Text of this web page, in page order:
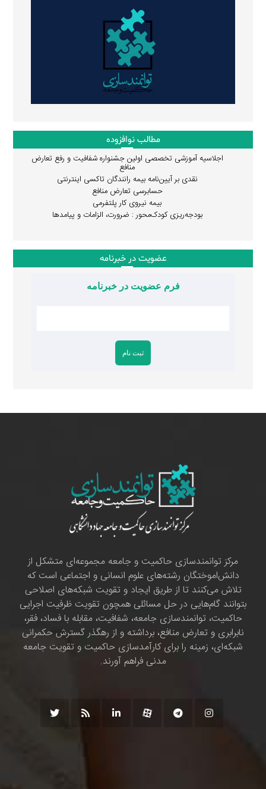
مطالب نوافزوده
اجلاسیه آموزشی تخصصی اولین جشنواره شفافیت و رفع تعارض
منافع
نقدی بر آیین‌نامه بیمه رانندگان تاکسی اینترنتی
حسابرسی تعارض منافع
بیمه نیروی کار پلتفرمی
بودجه‌ریزی کودک‌محور : ضرورت، الزامات و پیامدها
عضویت در خبرنامه
فرم عضویت در خبرنامه
مرکز توانمندسازی حاکمیت و جامعه مجموعه‌ای متشکل از
دانش‌اموختگان رشته‌های علوم انسانی و اجتماعی است که
تلاش می‌کنند تا از طریق ایجاد و تقویت شبکه‌های اصلاحی
بتوانند گام‌هایی در حل مسائلی همچون تقویت ظرفیت اجرایی
حاکمیت، توانمندسازی جامعه، شفافیت، مقابله با فساد، فقر،
نابرابری و تعارض منافع، برداشته و از رهگذر گسترش حکمرانی
شبکه‌ای، زمینه را برای کارآمدسازی حاکمیت و تقویت جامعه
مدنی فراهم آورند.